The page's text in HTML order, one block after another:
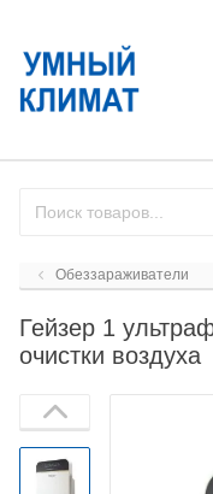
Обеззараживатели
Гейзер 1
очистки воздуха